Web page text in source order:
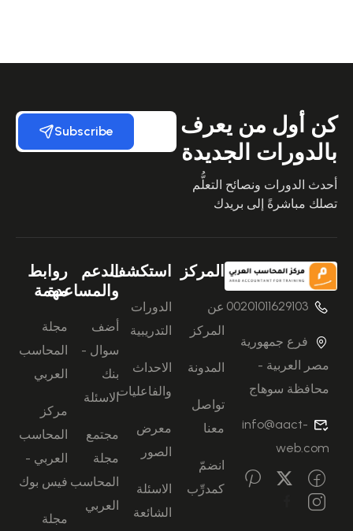
كن أول من يعرف
بالدورات الجديدة
أحدث الدورات ونصائح التعلُّم
تصلك مباشرةً إلى بريدك
Subscribe
00201011629103
فرع جمهورية
مصر العربية -
محافظة سوهاج
info@aact-
web.com
المركز
عن
المركز
المدونة
تواصل
معنا
انضمّ
كمدرِّب
استكشف
الدورات
التدريبية
الاحداث
والفاعليات
معرض
الصور
الاسئلة
الشائعة
الدعم
والمساعدة
أضف
سوال -
بنك
الاسئلة
مجتمع
مجلة
المحاسب
العربي
روابط
مهمة
مجلة
المحاسب
العربي
مركز
المحاسب
العربي -
فيس بوك
مجلة